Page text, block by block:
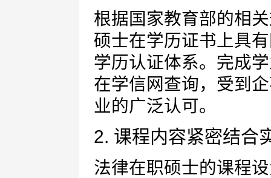
根据国家教育部的相
硕士在学历证书上具
学历认证体系。完成
在学信网查询，受到
业的广泛认可。
2. 课程内容紧密结合
法律在职硕士的课程